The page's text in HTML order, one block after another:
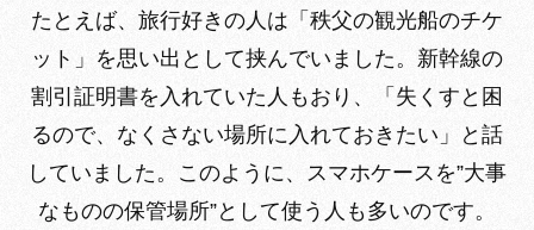
たとえば、旅行好きの人は「秩父の観光船のチケ
ット」を思い出として挟んでいました。新幹線の
割引証明書を入れていた人もおり、「失くすと困
るので、なくさない場所に入れておきたい」と話
していました。このように、スマホケースを”大事
なものの保管場所”として使う人も多いのです。